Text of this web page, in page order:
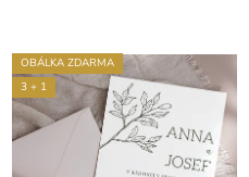
OBÁLKA ZDARMA
3 + 1